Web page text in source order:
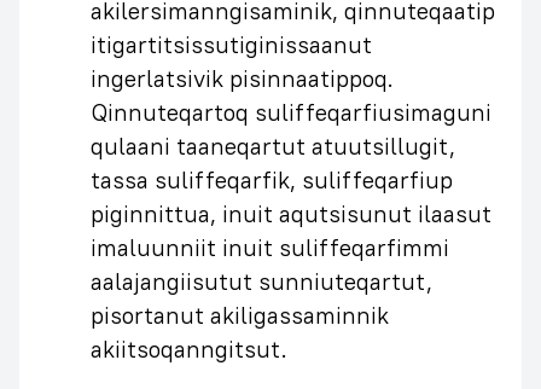
akilersimanngisaminik, qinnuteqaatip
itigartitsissutiginissaanut
ingerlatsivik pisinnaatippoq.
Qinnuteqartoq suliffeqarfiusimaguni
qulaani taaneqartut atuutsillugit,
tassa suliffeqarfik, suliffeqarfiup
piginnittua, inuit aqutsisunut ilaasut
imaluunniit inuit suliffeqarfimmi
aalajangiisutut sunniuteqartut,
pisortanut akiligassaminnik
akiitsoqanngitsut.